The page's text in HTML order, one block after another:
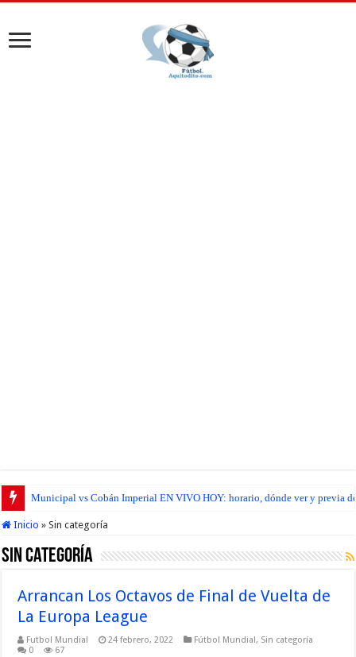
Municipal vs Cobán Imperial EN VIVO HOY: horario, dónde ver y previa
Inicio » Sin categoría
Sin categoría
Arrancan Los Octavos de Final de Vuelta de
La Europa League
Futbol Mundial 24 febrero, 2022 Fútbol Mundial, Sin categoría
0
67